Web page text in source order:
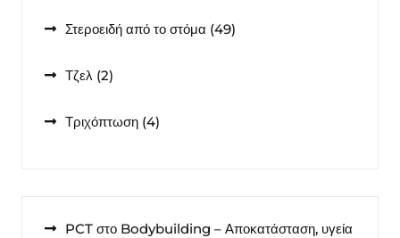
Στεροειδή από το στόμα 4949
Τζελ 22
Τριχόπτωση 44
PCT στο Bodybuilding – Αποκατάσταση, υγεία